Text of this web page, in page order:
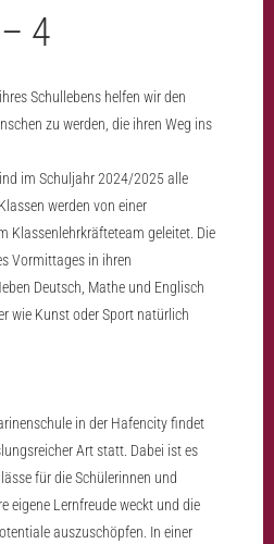
4
Schullebens helfen wir den
zu werden, die ihren Weg ins
im Schuljahr 2024/2025 alle
werden von einer
Klassenlehrkräfteteam geleitet. Die
Vormittages in ihren
Deutsch, Mathe und Englisch
wie Kunst oder Sport natürlich
in der Hafencity findet
Art statt. Dabei ist es
für die Schülerinnen und
eigene Lernfreude weckt und die
auszuschöpfen. In einer